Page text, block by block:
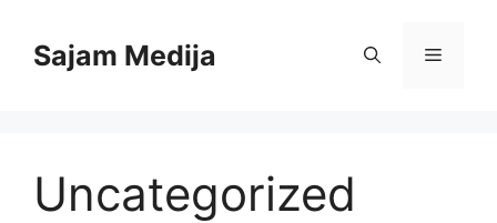
contentSajam Medija Menu
Uncategorized